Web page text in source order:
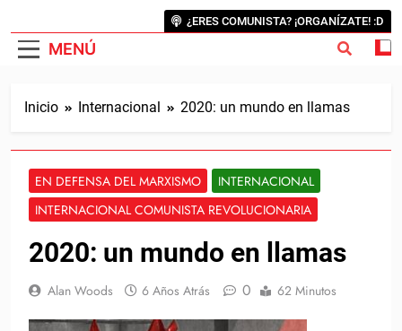
MENÚ
¿ERES COMUNISTA? ¡ORGANÍZATE! :D
Inicio Internacional 2020: un mundo en llamas
EN DEFENSA DEL MARXISMO
INTERNACIONAL
INTERNACIONAL COMUNISTA REVOLUCIONARIA
2020: un mundo en llamas
Alan Woods 6 Años Atrás 0 62 Minutos